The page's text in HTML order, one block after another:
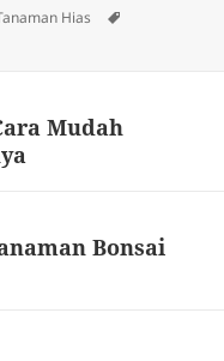
Hias
Mudah
Bonsai